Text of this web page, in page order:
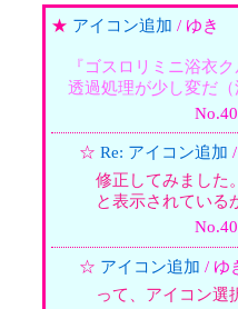
★ アイコン追加 / ゆき
『ゴスロリミニ浴衣ク
透過処理が少し変だ（
☆ Re: アイコン追加
修正してみました
と表示されている
☆ アイコン追加 / ゆ
って、アイコン選